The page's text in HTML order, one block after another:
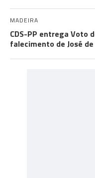
MADEIRA
CDS-PP entrega Voto
falecimento de José